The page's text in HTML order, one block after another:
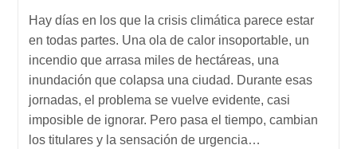
lectura:
Hay días en los que la crisis climática parece estar
en todas partes. Una ola de calor insoportable, un
incendio que arrasa miles de hectáreas, una
inundación que colapsa una ciudad. Durante esas
jornadas, el problema se vuelve evidente, casi
imposible de ignorar. Pero pasa el tiempo, cambian
los titulares y la sensación de urgencia…